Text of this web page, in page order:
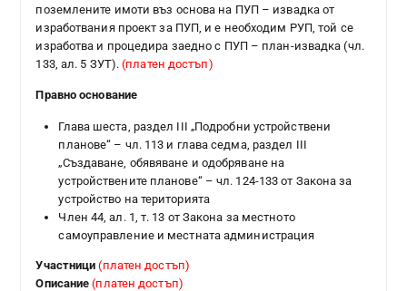
поземлените имоти въз основа на ПУП – извадка от
изработвания проект за ПУП, и е необходим РУП, той се
изработва и процедира заедно с ПУП – план-извадка (чл.
133, ал. 5 ЗУТ).(платен достъп)
Правно основание
Глава шеста, раздел III „Подробни устройствени
планове“ – чл. 113 и глава седма, раздел III
„Създаване, обявяване и одобряване на
устройствените планове“ – чл. 124-133 от Закона за
устройство на територията
Член 44, ал. 1, т. 13 от Закона за местното
самоуправление и местната администрация
Участници (платен достъп)
Описание (платен достъп)